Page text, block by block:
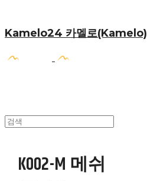
Kamelo24 카멜로(Kamelo)
K002-M 메쉬